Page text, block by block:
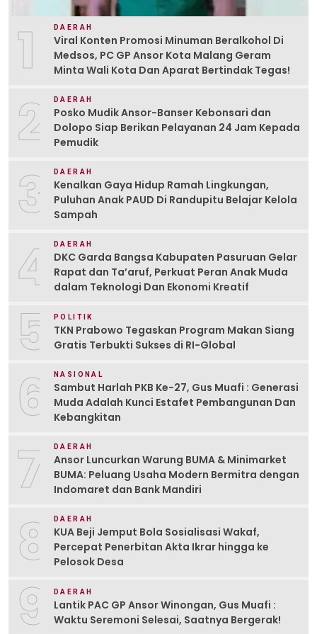
1 DAERAH
Viral Konten Promosi Minuman Beralkohol Di
Medsos, PC GP Ansor Kota Malang Geram
Minta Wali Kota Dan Aparat Bertindak Tegas!
2 DAERAH
Posko Mudik Ansor-Banser Kebonsari dan
Dolopo Siap Berikan Pelayanan 24 Jam Kepada
Pemudik
3 DAERAH
Kenalkan Gaya Hidup Ramah Lingkungan,
Puluhan Anak PAUD Di Randupitu Belajar Kelola
Sampah
4 DAERAH
DKC Garda Bangsa Kabupaten Pasuruan Gelar
Rapat dan Ta’aruf, Perkuat Peran Anak Muda
dalam Teknologi Dan Ekonomi Kreatif
5 POLITIK
TKN Prabowo Tegaskan Program Makan Siang
Gratis Terbukti Sukses di RI-Global
6 NASIONAL
Sambut Harlah PKB Ke-27, Gus Muafi : Generasi
Muda Adalah Kunci Estafet Pembangunan Dan
Kebangkitan
7 DAERAH
Ansor Luncurkan Warung BUMA & Minimarket
BUMA: Peluang Usaha Modern Bermitra dengan
Indomaret dan Bank Mandiri
8 DAERAH
KUA Beji Jemput Bola Sosialisasi Wakaf,
Percepat Penerbitan Akta Ikrar hingga ke
Pelosok Desa
9 DAERAH
Lantik PAC GP Ansor Winongan, Gus Muafi :
Waktu Seremoni Selesai, Saatnya Bergerak!